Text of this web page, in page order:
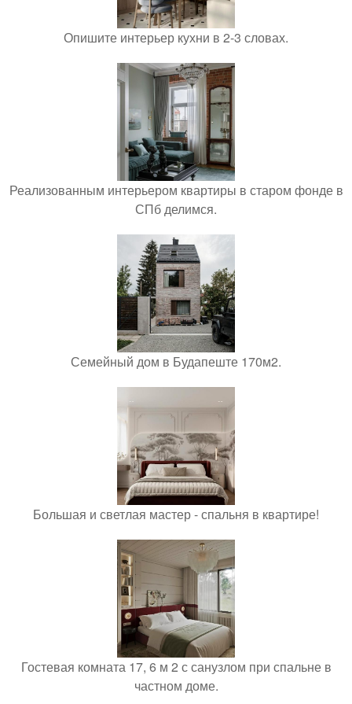
Опишите интерьер кухни в 2-3 словах.
Реализованным интерьером квартиры в старом фонде в
СПб делимся.
Семейный дом в Будапеште 170м2.
Большая и светлая мастер - спальня в квартире!
Гостевая комната 17, 6 м 2 с санузлом при спальне в
частном доме.